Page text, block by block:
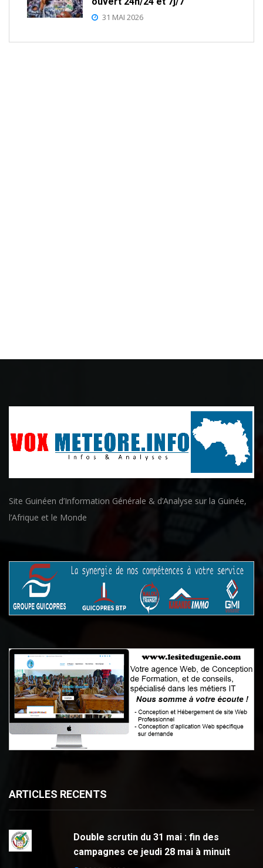
31 MAI 2026
Site Guinéen d’Information Générale & d’Analyse sur la Guinée,
l’Afrique et le Monde
ARTICLES RECENTS
Double scrutin du 31 mai : fin des
campagnes ce jeudi 28 mai à minuit